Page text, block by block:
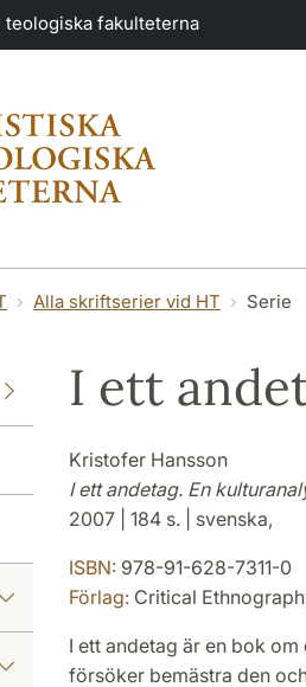
teologiska fakulteterna
Alla skriftserier vid HT Serie
I ett
Kristofer Hansson
I ett andetag. En
2007 | 184 s. | svenska,
ISBN:978-91-628-7311-0
Förlag:Critical
I ett andetag är en bok
försöker bemästra den